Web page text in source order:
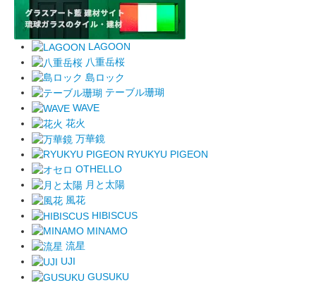
LAGOON
八重岳桜
島ロック
テーブル珊瑚
WAVE
花火
万華鏡
RYUKYU PIGEON
OTHELLO
月と太陽
風花
HIBISCUS
MINAMO
流星
UJI
GUSUKU